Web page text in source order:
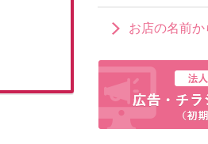
お店の名前